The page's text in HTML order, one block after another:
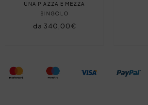
UNA PIAZZA E MEZZA
SINGOLO
da 340,00€